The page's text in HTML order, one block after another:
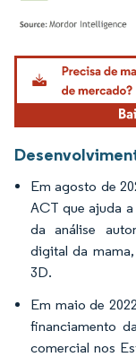
Imagem © Mordor
Em agosto de
ACT que ajuda
da análise
digital da
3D.
Em maio de
financiamento
comercial nos